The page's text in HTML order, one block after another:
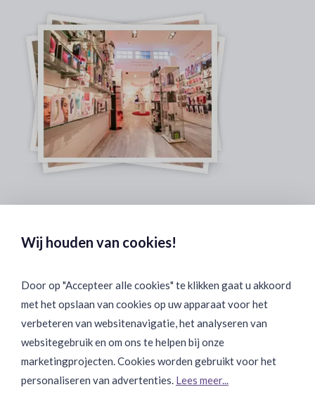
Binnen 24 uur Discreet Bezorgd:
Join Onze Community:
Wij houden van cookies!
Door op "Accepteer alle cookies" te klikken gaat u akkoord
met het opslaan van cookies op uw apparaat voor het
verbeteren van websitenavigatie, het analyseren van
websitegebruik en om ons te helpen bij onze
marketingprojecten. Cookies worden gebruikt voor het
personaliseren van advertenties. Lees meer...